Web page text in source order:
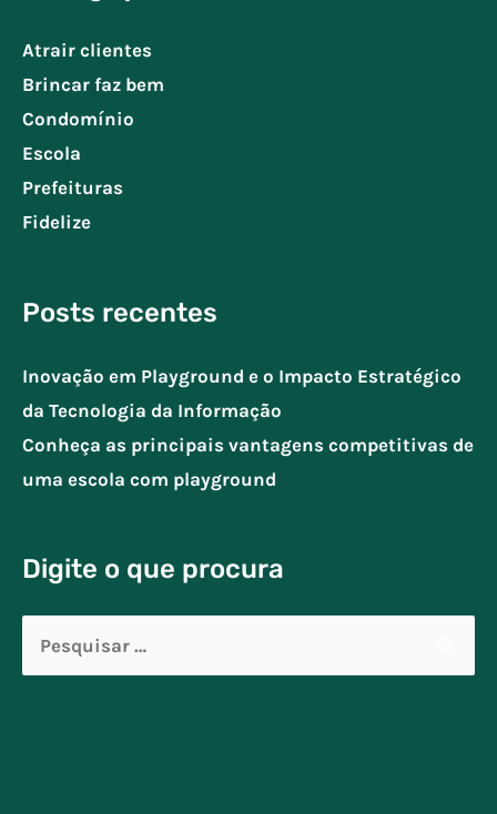
Atrair clientes
Brincar faz bem
Condomínio
Escola
Prefeituras
Fidelize
Posts recentes
Inovação em Playground e o Impacto Estratégico
da Tecnologia da Informação
Conheça as principais vantagens competitivas de
uma escola com playground
Digite o que procura